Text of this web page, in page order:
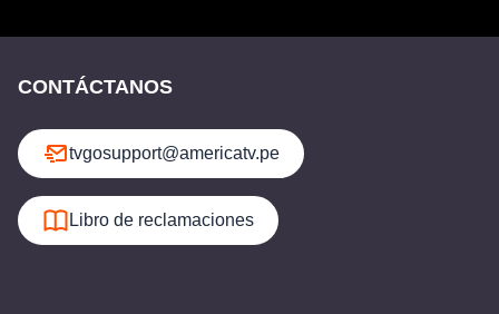
CONTÁCTANOS
tvgosupport@americatv.pe
Libro de reclamaciones